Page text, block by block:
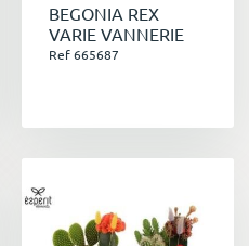
BEGONIA REX
VARIE VANNERIE
Ref 665687